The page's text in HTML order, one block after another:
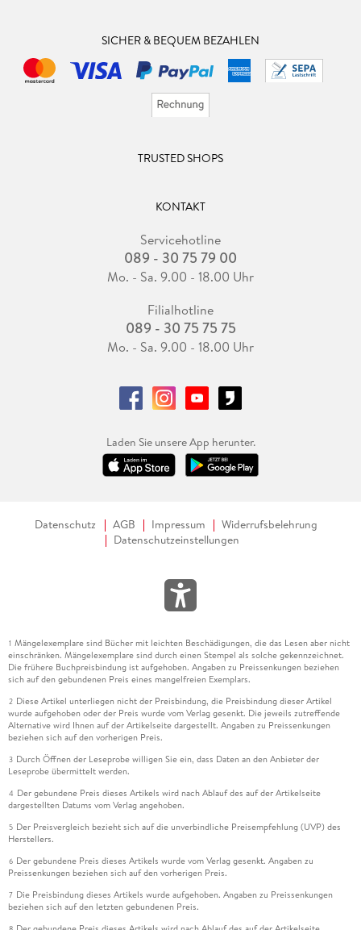
SICHER & BEQUEM BEZAHLEN
TRUSTED SHOPS
KONTAKT
Servicehotline
089 - 30 75 79 00
Mo. - Sa. 9.00 - 18.00 Uhr
Filialhotline
089 - 30 75 75 75
Mo. - Sa. 9.00 - 18.00 Uhr
Laden Sie unsere App herunter.
Datenschutz AGB Impressum
Widerrufsbelehrung
Datenschutzeinstellungen
1 Mängelexemplare sind Bücher mit leichten Beschädigungen, die das Lesen aber nicht
einschränken. Mängelexemplare sind durch einen Stempel als solche gekennzeichnet.
Die frühere Buchpreisbindung ist aufgehoben. Angaben zu Preissenkungen beziehen
sich auf den gebundenen Preis eines mangelfreien Exemplars.
2 Diese Artikel unterliegen nicht der Preisbindung, die Preisbindung dieser Artikel
wurde aufgehoben oder der Preis wurde vom Verlag gesenkt. Die jeweils zutreffende
Alternative wird Ihnen auf der Artikelseite dargestellt. Angaben zu Preissenkungen
beziehen sich auf den vorherigen Preis.
3 Durch Öffnen der Leseprobe willigen Sie ein, dass Daten an den Anbieter der
Leseprobe übermittelt werden.
4 Der gebundene Preis dieses Artikels wird nach Ablauf des auf der Artikelseite
dargestellten Datums vom Verlag angehoben.
5 Der Preisvergleich bezieht sich auf die unverbindliche Preisempfehlung (UVP) des
Herstellers.
6 Der gebundene Preis dieses Artikels wurde vom Verlag gesenkt. Angaben zu
Preissenkungen beziehen sich auf den vorherigen Preis.
7 Die Preisbindung dieses Artikels wurde aufgehoben. Angaben zu Preissenkungen
beziehen sich auf den letzten gebundenen Preis.